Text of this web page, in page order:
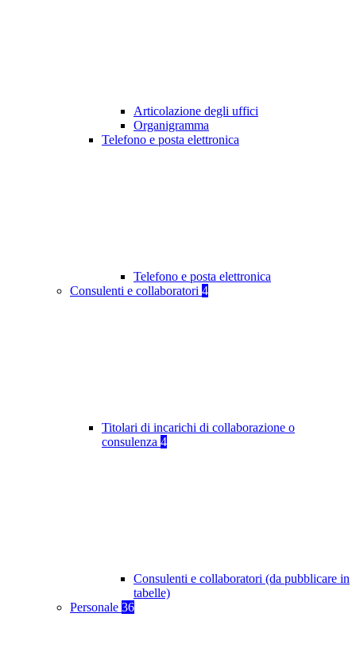
Articolazione degli uffici
Organigramma
Telefono e posta elettronica
Telefono e posta elettronica
Consulenti e collaboratori 4
Titolari di incarichi di collaborazione o
consulenza 4
Consulenti e collaboratori (da pubblicare in
tabelle)
Personale 36